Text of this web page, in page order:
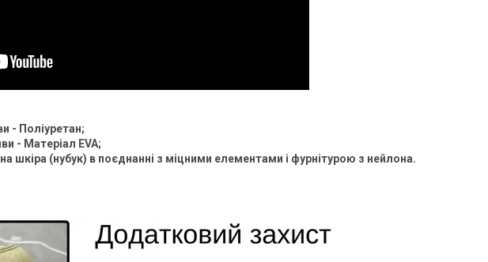
- Поліуретан;
- Матеріал EVA;
шкіра (нубук) в поєднанні з міцними елементами і фурнітурою з нейлона.